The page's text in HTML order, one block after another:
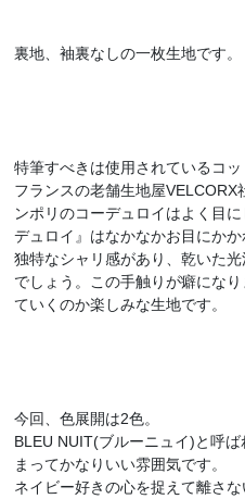
裏地、袖裏なしの一枚生地です。
特筆すべきは使用されているコ
フランスの老舗生地屋
ンポリのコーデュロイはよく目
デュロイ』はなかなかお目にか
独特なシャリ感があり、乾いた
でしょう。この手触りが癖にな
ていくのか楽しみな生地です。
今回、色展開は2色。
BLEU NUIT(ブルーニュイ)と呼
まってかなりいい雰囲気です。
ネイビー好きの心を捉えて離さな